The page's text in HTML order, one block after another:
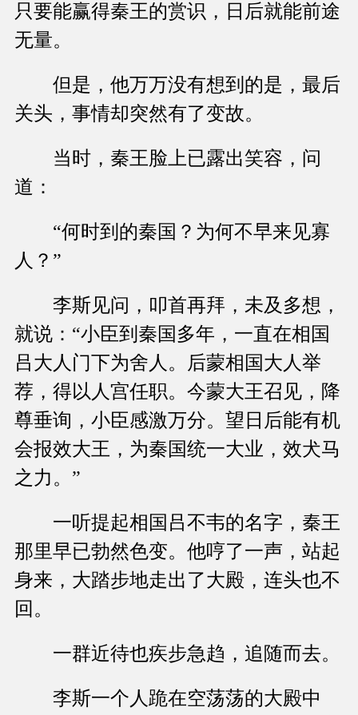
只要能赢得秦王的赏识，日后就能前途
无量。
但是，他万万没有想到的是，最后
关头，事情却突然有了变故。
当时，秦王脸上已露出笑容，问
道：
“何时到的秦国？为何不早来见寡
人？”
李斯见问，叩首再拜，未及多想，
就说：“小臣到秦国多年，一直在相国
吕大人门下为舍人。后蒙相国大人举
荐，得以人宫任职。今蒙大王召见，降
尊垂询，小臣感激万分。望日后能有机
会报效大王，为秦国统一大业，效犬马
之力。”
一听提起相国吕不韦的名字，秦王
那里早已勃然色变。他哼了一声，站起
身来，大踏步地走出了大殿，连头也不
回。
一群近待也疾步急趋，追随而去。
李斯一个人跪在空荡荡的大殿中